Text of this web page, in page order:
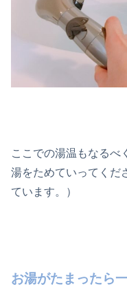
ここでの湯温もなるべ
湯をためていってくだ
ています。）
お湯がたまったら